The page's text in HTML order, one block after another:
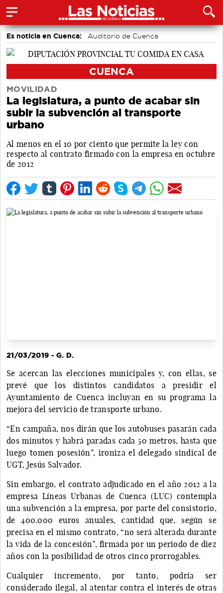
Es noticia en Cuenca: Auditorio de Cuenca
CUENCA
MOVILIDAD
La legislatura, a punto de acabar sin
subir la subvención al transporte
urbano
Al menos en el 10 por ciento que permite la ley con
respecto al contrato firmado con la empresa en octubre
de 2012
21/03/2019 - G. D.
Se acercan las elecciones municipales y, con ellas, se
prevé que los distintos candidatos a presidir el
Ayuntamiento de Cuenca incluyan en su programa la
mejora del servicio de transporte urbano.
“En campaña, nos dirán que los autobuses pasarán cada
dos minutos y habrá paradas cada 50 metros, hasta que
luego tomen posesión”, ironiza el delegado sindical de
UGT, Jesús Salvador.
Sin embargo, el contrato adjudicado en el año 2012 a la
empresa Líneas Urbanas de Cuenca (LUC) contempla
una subvención a la empresa, por parte del consistorio,
de 400.000 euros anuales, cantidad que, según se
precisa en el mismo contrato, “no será alterada durante
la vida de la concesión”, firmada por un periodo de diez
años con la posibilidad de otros cinco prorrogables.
Cualquier incremento, por tanto, podría ser
considerado ilegal, al atentar contra el interés de otras